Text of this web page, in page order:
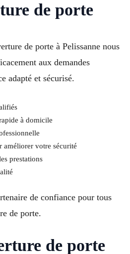
de porte
de porte à Pelissanne nous
aux demandes
adapté et sécurisé.
à domicile
améliorer votre sécurité
prestations
de confiance pour tous
de porte.
de porte